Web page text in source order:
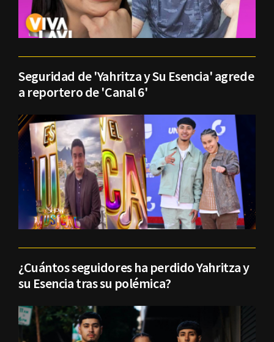
Seguridad de 'Yahritza y Su Esencia' agrede
a reportero de 'Canal 6'
¿Cuántos seguidores ha perdido Yahritza y
su Esencia tras su polémica?